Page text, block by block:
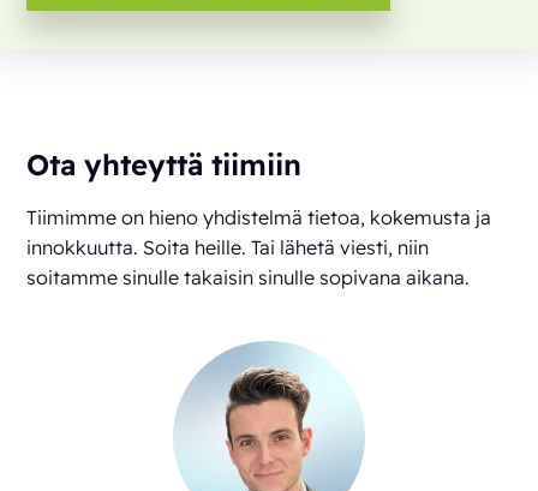
Ota yhteyttä tiimiin
Tiimimme on hieno yhdistelmä tietoa, kokemusta ja
innokkuutta. Soita heille. Tai lähetä viesti, niin
soitamme sinulle takaisin sinulle sopivana aikana.